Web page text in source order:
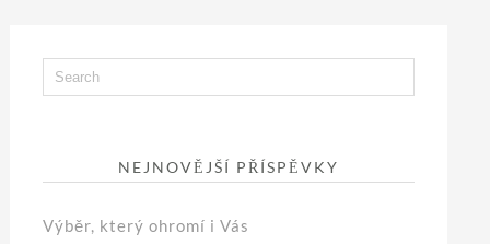
NEJNOVĚJŠÍ PŘÍSPĚVKY
Výběr, který ohromí i Vás